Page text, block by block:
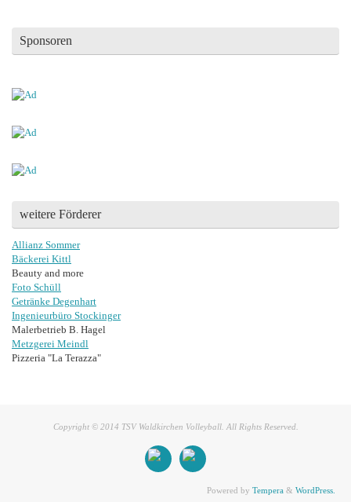
Sponsoren
weitere Förderer
Allianz Sommer
Bäckerei Kittl
Beauty and more
Foto Schüll
Getränke Degenhart
Ingenieurbüro Stockinger
Malerbetrieb B. Hagel
Metzgerei Meindl
Pizzeria "La Terazza"
Copyright © 2014 TSV Waldkirchen Volleyball. All Rights Reserved.
Powered by Tempera & WordPress.